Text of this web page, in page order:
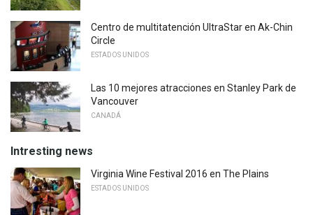
Centro de multitatención UltraStar en Ak-Chin
Circle
ESTADOS UNIDOS
Las 10 mejores atracciones en Stanley Park de
Vancouver
CANADÁ
Intresting news
Virginia Wine Festival 2016 en The Plains
ESTADOS UNIDOS